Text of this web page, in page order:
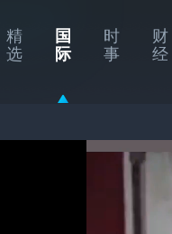
精
选
国
际
时
事
财
经